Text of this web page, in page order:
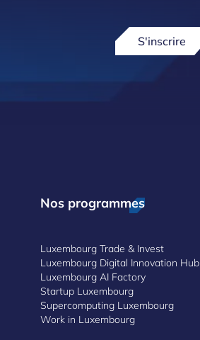
S'inscrire
Nos programmes
Luxembourg Trade & Invest
Luxembourg Digital Innovation Hub
Luxembourg AI Factory
Startup Luxembourg
Supercomputing Luxembourg
Work in Luxembourg